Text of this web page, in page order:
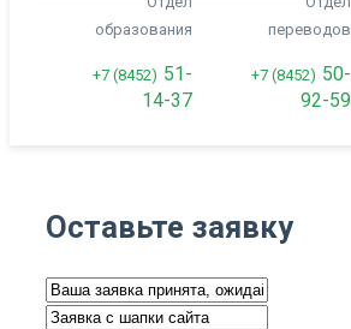
образования
+7 (8452) 51-
14-37
переводов
+7 (8452) 50-
92-59
Оставьте заявку